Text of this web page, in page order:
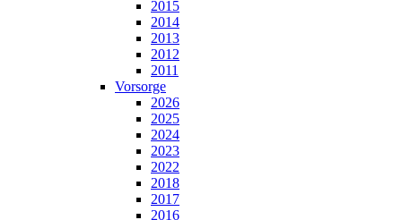
2015
2014
2013
2012
2011
Vorsorge
2026
2025
2024
2023
2022
2018
2017
2016